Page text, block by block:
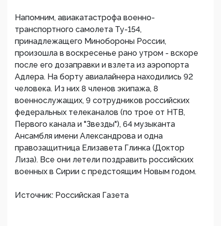
Напомним, авиакатастрофа военно-
транспортного самолета Ту-154,
принадлежащего Минобороны России,
произошла в воскресенье рано утром - вскоре
после его дозаправки и взлета из аэропорта
Адлера. На борту авиалайнера находились 92
человека. Из них 8 членов экипажа, 8
военнослужащих, 9 сотрудников российских
федеральных телеканалов (по трое от НТВ,
Первого канала и "Звезды"), 64 музыканта
Ансамбля имени Александрова и одна
правозащитница Елизавета Глинка (Доктор
Лиза). Все они летели поздравить российских
военных в Сирии с предстоящим Новым годом.
Источник: Российская Газета